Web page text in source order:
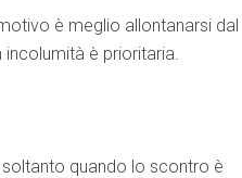
è meglio allontanarsi dal
è prioritaria.
quando lo scontro è